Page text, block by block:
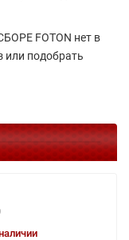
FOTON нет в
или подобрать